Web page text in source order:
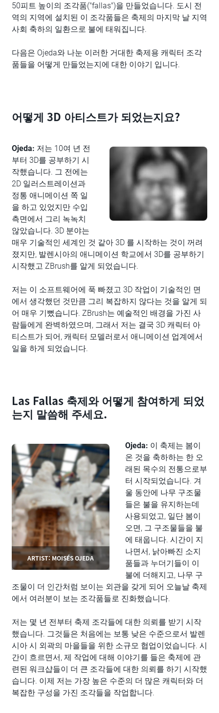
50피트 높이의 조각품("fallas")을 만들었습니다. 도시 전
역의 지역에 설치된 이 조각품들은 축제의 마지막 날 지역
사회 축하의 일환으로 불에 태워집니다.
다음은 Ojeda와 나눈 이러한 거대한 축제용 캐릭터 조각
품들을 어떻게 만들었는지에 대한 이야기 입니다.
어떻게 3D 아티스트가 되었는지요?
Ojeda: 저는 10여 년 전
부터 3D를 공부하기 시
작했습니다. 그 전에는
2D 일러스트레이션과
정통 애니메이션 쪽 일
을 하고 있었지만 수입
측면에서 그리 녹녹치
않았습니다. 3D 분야는
매우 기술적인 세계인 것 같아 3D 를 시작하는 것이 꺼려
졌지만, 발렌시아의 애니메이션 학교에서 3D를 공부하기
시작했고 ZBrush를 알게 되었습니다.
저는 이 소프트웨어에 푹 빠졌고 3D 작업이 기술적인 면
에서 생각했던 것만큼 그리 복잡하지 않다는 것을 알게 되
어 매우 기뻤습니다. ZBrush는 예술적인 배경을 가진 사
람들에게 완벽하였으며, 그래서 저는 결국 3D 캐릭터 아
티스트가 되어, 캐릭터 모델러로서 애니메이션 업계에서
일을 하게 되었습니다.
Las Fallas 축제와 어떻게 참여하게 되었
는지 말씀해 주세요.
ARTIST: MOISÉS OJEDA
Ojeda: 이 축제는 봄이
온 것을 축하하는 한 오
래된 목수의 전통으로부
터 시작되었습니다. 겨
울 동안에 나무 구조물
들은 불을 유지하는데
사용되었고, 일단 봄이
오면, 그 구조물들을 불
에 태웁니다. 시간이 지
나면서, 낡아빠진 소지
품들과 누더기들이 이
불에 더해지고, 나무 구
조물이 더 인간처럼 보이는 외관을 갖게 되어 오늘날 축제
에서 여러분이 보는 조각품들로 진화했습니다.
저는 몇 년 전부터 축제 조각들에 대한 의뢰를 받기 시작
했습니다. 그것들은 처음에는 보통 낮은 수준으로서 발렌
시아 시 외곽의 마을들을 위한 소규모 협업이었습니다. 시
간이 흐르면서, 제 작업에 대해 이야기를 들은 축제에 관
련된 워크샵들이 더 큰 조각들에 대한 의뢰를 하기 시작했
습니다. 이제 저는 가장 높은 수준의 더 많은 캐릭터와 더
복잡한 구성을 가진 조각들을 작업합니다.